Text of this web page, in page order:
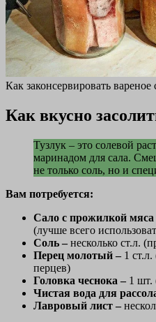
Как законсервировать вареное
Как вкусно
Тузлук – это солевой
маринадом для сала.
не только соль, но и
Вам потребуется:
Сало с прожилкой мяса
(лучше всего
Соль – несколько ст.л.
Перец молотый – 1
перцев)
Головка чеснока – 1 шт.
Чистая вода для
Лавровый лист –